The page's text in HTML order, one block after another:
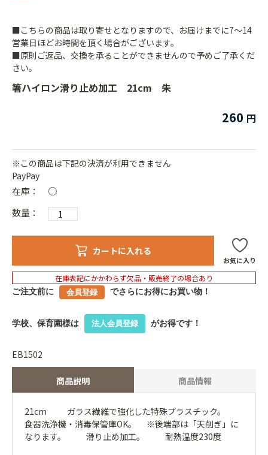
箸ハイロン滑り止め加工 21cm 朱
260
※この商品は下記の決済が利用できません
PayPay
在庫：
○
数量：
カートに入れる
お気に入り
在庫表記にかかわらず欠品・販売終了の場合あり
ご注文前に 会員登録 でさらにお得にお買い物！
学校、保育園様は 法人会員登録 がお得です！
商品説明 商品情報
21cm ガラス繊維で強化した特殊プラスチック。
食器洗浄機・消毒保管庫OK。 ※後端部は「天削ぎ」に
なります。 滑り止め加工。 耐熱温度230度
■こちらの商品は取り寄せとなりますので、お届けまでに7～14
営業日ほどお時間を頂く場合がございます。
■原則ご返品、交換を承ることができませんので予めご了承くだ
さい。
EB1502